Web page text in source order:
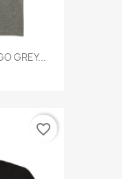
GREY...
favorite_border